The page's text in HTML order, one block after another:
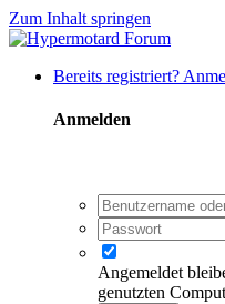
Zum Inhalt springen
Bereits registriert?
Anmelden
Angemeldet
genutzten